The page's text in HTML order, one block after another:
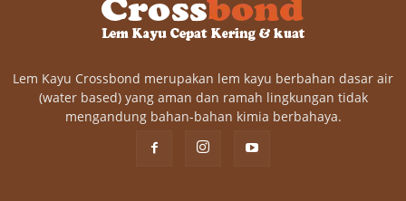
Lem Kayu Crossbond merupakan lem kayu berbahan dasar air
(water based) yang aman dan ramah lingkungan tidak
mengandung bahan-bahan kimia berbahaya.